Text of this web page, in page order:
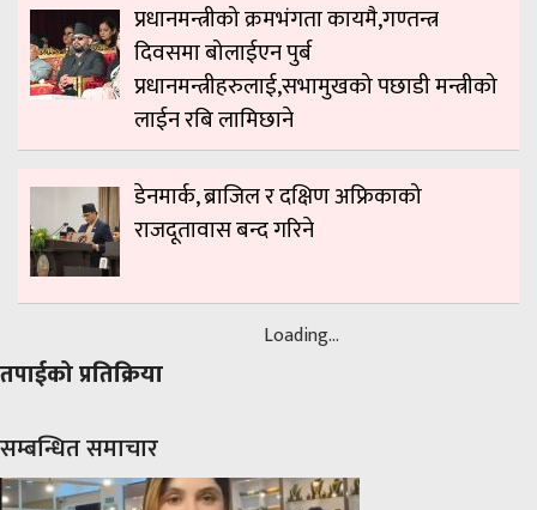
प्रधानमन्त्रीको क्रमभंगता कायमै,गण्तन्त्र
दिवसमा बोलाईएन पुर्ब
प्रधानमन्त्रीहरुलाई,सभामुखको पछाडी मन्त्रीको
लाईन रबि लामिछाने
डेनमार्क, ब्राजिल र दक्षिण अफ्रिकाको
राजदूतावास बन्द गरिने
तपाईको प्रतिक्रिया
Loading...
सम्बन्धित समाचार